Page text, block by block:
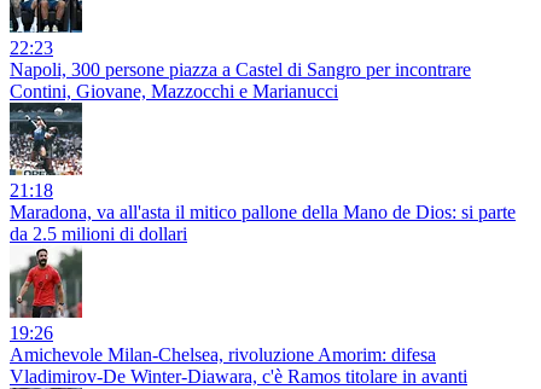
22:23
Napoli, 300 persone piazza a Castel di Sangro per incontrare
Contini, Giovane, Mazzocchi e Marianucci
21:18
Maradona, va all'asta il mitico pallone della Mano de Dios: si parte
da 2.5 milioni di dollari
19:26
Amichevole Milan-Chelsea, rivoluzione Amorim: difesa
Vladimirov-De Winter-Diawara, c'è Ramos titolare in avanti